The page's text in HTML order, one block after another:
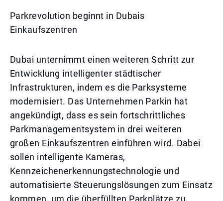
Parkrevolution beginnt in Dubais
Einkaufszentren
Dubai unternimmt einen weiteren Schritt zur
Entwicklung intelligenter städtischer
Infrastrukturen, indem es die Parksysteme
modernisiert. Das Unternehmen Parkin hat
angekündigt, dass es sein fortschrittliches
Parkmanagementsystem in drei weiteren
großen Einkaufszentren einführen wird. Dabei
sollen intelligente Kameras,
Kennzeichenerkennungstechnologie und
automatisierte Steuerungslösungen zum Einsatz
kommen, um die überfüllten Parkplätze zu